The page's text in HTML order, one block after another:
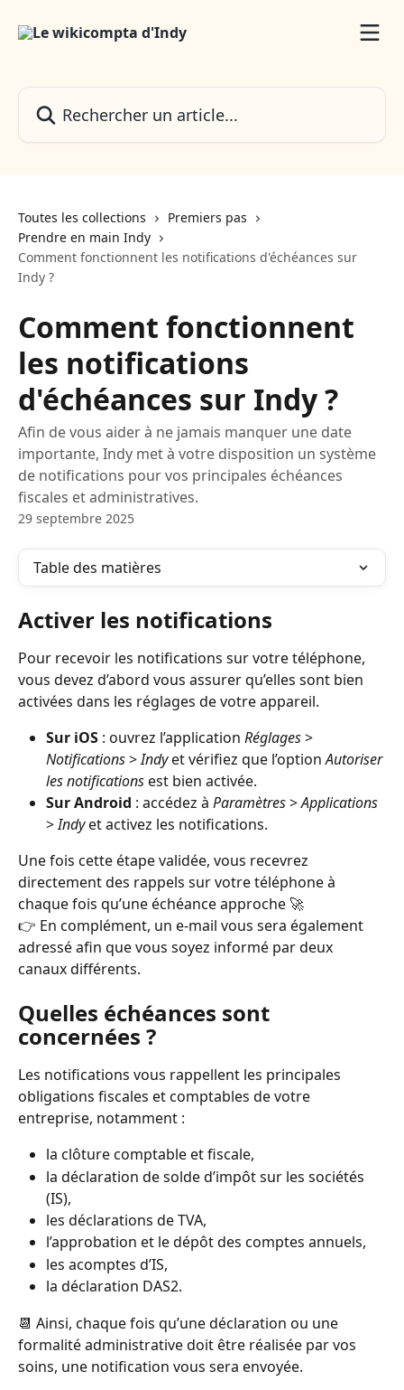
Toutes les collections
Premiers pas
Prendre en main Indy
Comment fonctionnent les notifications d'échéances sur
Indy ?
Comment fonctionnent
les notifications
d'échéances sur Indy ?
Afin de vous aider à ne jamais manquer une date
importante, Indy met à votre disposition un système
de notifications pour vos principales échéances
fiscales et administratives.
29 septembre 2025
Table des matières
Activer les notifications
Pour recevoir les notifications sur votre téléphone,
vous devez d’abord vous assurer qu’elles sont bien
activées dans les réglages de votre appareil.
Sur iOS : ouvrez l’application Réglages >
Notifications > Indy et vérifiez que l’option Autoriser
les notifications est bien activée.
Sur Android : accédez à Paramètres > Applications
> Indy et activez les notifications.
Une fois cette étape validée, vous recevrez
directement des rappels sur votre téléphone à
chaque fois qu’une échéance approche 🚀
👉 En complément, un e-mail vous sera également
adressé afin que vous soyez informé par deux
canaux différents.
Quelles échéances sont
concernées ?
Les notifications vous rappellent les principales
obligations fiscales et comptables de votre
entreprise, notamment :
la clôture comptable et fiscale,
la déclaration de solde d’impôt sur les sociétés
(IS),
les déclarations de TVA,
l’approbation et le dépôt des comptes annuels,
les acomptes d’IS,
la déclaration DAS2.
📆 Ainsi, chaque fois qu’une déclaration ou une
formalité administrative doit être réalisée par vos
soins, une notification vous sera envoyée.